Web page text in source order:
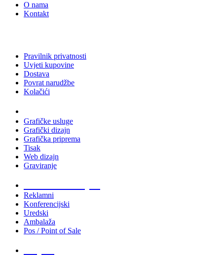
O nama
Kontakt
Pravilnik privatnosti
Uvjeti kupovine
Dostava
Povrat narudžbe
Kolačići
Grafičke usluge
Grafički dizajn
Grafička priprema
Tisak
Web dizajn
Graviranje
Reklamni
Konferencijski
Uredski
Ambalaža
Pos / Point of Sale